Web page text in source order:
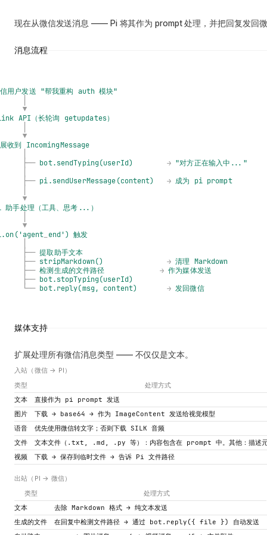
现在从微信发送消息 —— Pi 将其作为 prompt 处理，并把回复发回
消息流程
用户发送 "帮我重构 auth 模块"
▼
API（长轮询
getupdates）
▼
收到
IncomingMessage
├── bot.sendTyping(userId) → "对方正在输入中..."
├── pi.sendUserMessage(content) → 成为 pi prompt
▼
助手处理（工具、思考...）
▼
end') 触发
├── 提取助手文本
├── stripMarkdown() → 清理 Markdown
├── 检测生成的文件路径 → 作为媒体发送
├── bot.stopTyping(userId)
└── bot.reply(msg, content) → 发回微信
媒体支持
扩展处理所有微信消息类型 —— 不仅仅是文本。
入站（微信 → PI）
类型
处理方式
文本
直接作为 pi prompt 发送
图片
下载 → base64 → 作为 ImageContent 发送给视觉模型
语音
优先使用微信转文字；否则下载 SILK 音频
文件
文本文件（.txt, .md, .py 等）：内容包含在 prompt 中。其他：描述
视频
下载 → 保存到临时文件 → 告诉 Pi 文件路径
出站（PI → 微信）
类型
处理方式
文本
去除 Markdown 格式 → 纯文本发送
生成的文件
在回复中检测文件路径 → 通过 bot.reply({ file }) 自动发送